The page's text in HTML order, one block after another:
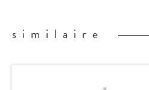
similaire